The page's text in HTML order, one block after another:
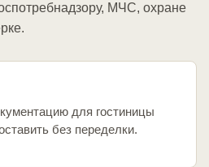
МЧС, охране
для гостиницы
без переделки.